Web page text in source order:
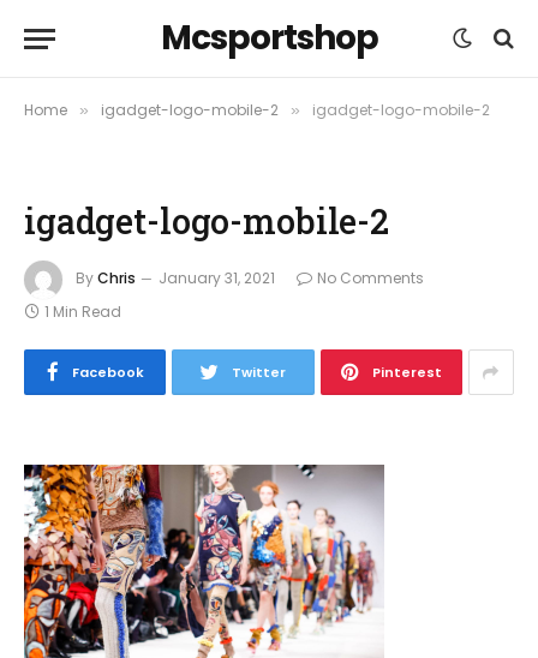
Mcsportshop
Home » igadget-logo-mobile-2 » igadget-logo-mobile-2
igadget-logo-mobile-2
ByChris January 31, 2021
No Comments
1 Min Read
Facebook Twitter Pinterest